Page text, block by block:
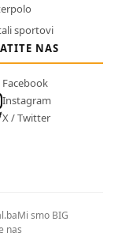
sportovi
NAS
Facebook
Instagram
X / Twitter
Mi smo BIG
nas